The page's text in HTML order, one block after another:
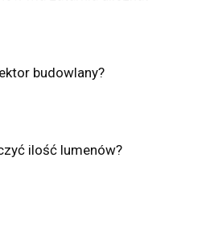
budowlany?
ilość lumenów?